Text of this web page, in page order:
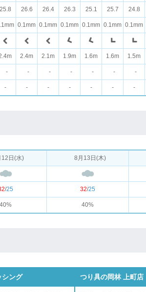
25.8 26.6 26.4 26.3 25.1 25.7 24.8
0.1mm 0.1mm 0.1mm 0.1mm 0.1mm 0.1mm
2.4m 2.1m 1.9m 1.6m 1.6m 1.5m
- - - - - - -
- - - - - - -
12日(水) 8月13日(木)
/25 32/25
40% 40%
シング つり具の岡林 上町店